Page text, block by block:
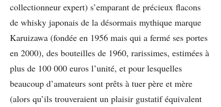
collectionneur expert) s’emparant de précieux flacons
de whisky japonais de la désormais mythique marque
Karuizawa (fondée en 1956 mais qui a fermé ses portes
en 2000), des bouteilles de 1960, rarissimes, estimées à
plus de 100 000 euros l’unité, et pour lesquelles
beaucoup d’amateurs sont prêts à tuer père et mère
(alors qu’ils trouveraient un plaisir gustatif équivalent